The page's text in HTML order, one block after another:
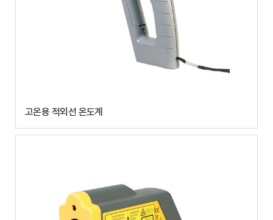
고온용 적외선 온도계